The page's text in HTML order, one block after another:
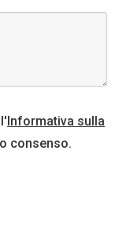
Informativa sulla
consenso.